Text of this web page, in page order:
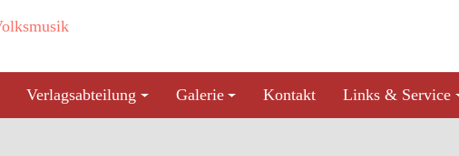
Verlagsabteilung Galerie Kontakt Links & Service